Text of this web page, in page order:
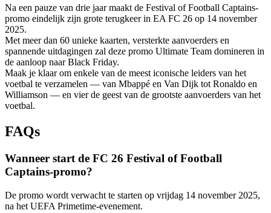
Na een pauze van drie jaar maakt de Festival of Football Captains-
promo eindelijk zijn grote terugkeer in EA FC 26 op 14 november
2025.
Met meer dan 60 unieke kaarten, versterkte aanvoerders en
spannende uitdagingen zal deze promo Ultimate Team domineren in
de aanloop naar Black Friday.
Maak je klaar om enkele van de meest iconische leiders van het
voetbal te verzamelen — van Mbappé en Van Dijk tot Ronaldo en
Williamson — en vier de geest van de grootste aanvoerders van het
voetbal.
FAQs
Wanneer start de FC 26 Festival of Football
Captains-promo?
De promo wordt verwacht te starten op vrijdag 14 november 2025,
na het UEFA Primetime-evenement.